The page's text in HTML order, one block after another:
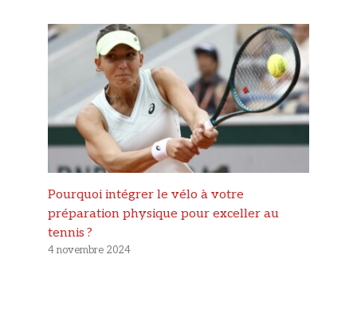
Pourquoi intégrer le vélo à votre
préparation physique pour exceller au
tennis ?
4 novembre 2024